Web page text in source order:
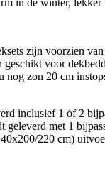
in de winter, lekker
zijn voorzien
voor
nog zon 20 cm
inclusief 1 óf 2
met 1
220 cm)